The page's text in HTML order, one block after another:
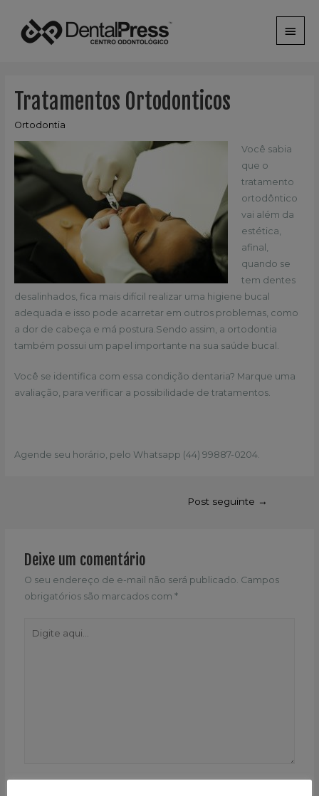
Tratamentos Ortodonticos
Ortodontia
Você sabia
que o
tratamento
ortodôntico
vai além da
estética,
afinal,
quando se
tem dentes
desalinhados, fica mais difícil realizar uma higiene bucal
adequada e isso pode acarretar em outros problemas, como
a dor de cabeça e má postura.Sendo assim, a ortodontia
também possui um papel importante na sua saúde bucal.
Você se identifica com essa condição dentaria? Marque uma
avaliação, para verificar a possibilidade de tratamentos.
Agende seu horário, pelo Whatsapp (44) 99887-0204.
Post seguinte →
Deixe um comentário
O seu endereço de e-mail não será publicado. Campos
obrigatórios são marcados com*
aqui...